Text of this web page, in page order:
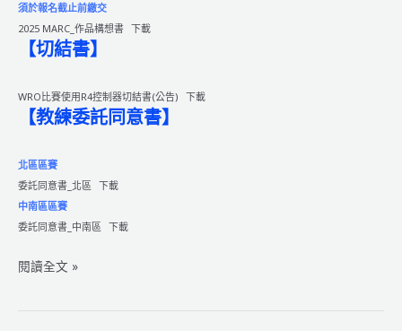
須於報名截止前繳交
2025 MARC_作品構想書 下載
【切結書】
WRO比賽使用R4控制器切結書(公告) 下載
【教練委託同意書】
北區區賽
委託同意書_北區
下載
中南區區賽
委託同意書_中南區
下載
2025
閱讀全文 »